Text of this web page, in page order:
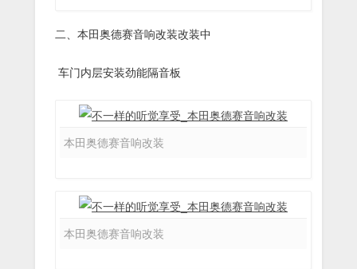
二、本田奥德赛音响改装改装中
车门内层安装劲能隔音板
本田奥德赛音响改装
本田奥德赛音响改装